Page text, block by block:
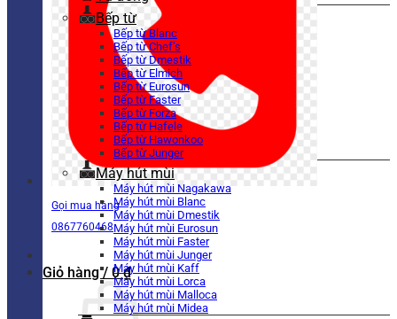
Gọi mua hàng
0867760468
Giỏ hàng / 0₫
Bếp từ
Bếp từ Blanc
Bếp từ Chef’s
Bếp từ Dmestik
Bếp từ Elmich
Bếp từ Eurosun
Bếp từ Faster
Bếp từ Forza
Bếp từ Hafele
Bếp từ Hawonkoo
Bếp từ Junger
Máy hút mùi
Máy hút mùi Nagakawa
Máy hút mùi Blanc
Máy hút mùi Dmestik
Máy hút mùi Eurosun
Máy hút mùi Faster
Máy hút mùi Junger
Máy hút mùi Kaff
Máy hút mùi Lorca
Máy hút mùi Malloca
Máy hút mùi Midea